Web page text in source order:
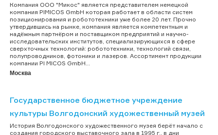
Компания ООО "Микос" является представителем немецкой
компания PIMICOS GmbH которая работает в области систем
позиционирования и робототехники уже более 20 лет. Прочно
утвердившись на рынке, компания является компетентным и
надёжным партнёром и поставщиком предприятий и научно-
исследовательских институтов, специализирующихся в сфере
сверхточных технологий: робототехники, технологий связи,
полупроводников, фотоники и лазеров. Ассортимент продукции
компании PI MICOS GmbH...
Москва
Государственное бюджетное учреждение
культуры Волгодонский художественный музей
История Волгодонского художественного музея берёт начало с
создания городского выставочного зала в 1995 г., в дни